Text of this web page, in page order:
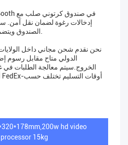
إدخالات رغوة لضمان نقل آمن.
الصندوق ويتضمن مقبض لسهولة الحمل.
نحن نقدم شحن مجاني داخل
الدولي متاح مقابل رسوم
hd video
15kg